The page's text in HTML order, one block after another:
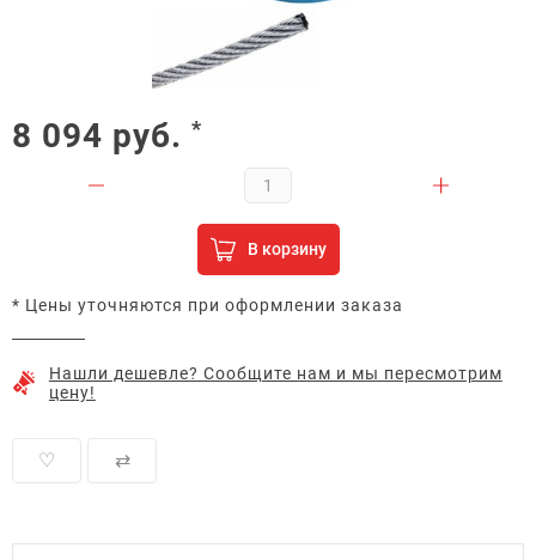
8 094 руб. *
В корзину
* Цены уточняются при оформлении заказа
Нашли дешевле? Сообщите нам и мы пересмотрим
цену!
♡ ⇄